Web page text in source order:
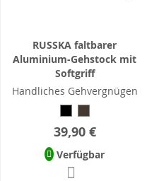
RUSSKA faltbarer
Aluminium-Gehstock mit
Softgriff
Handliches Gehvergnügen
39,90 €
Verfügbar